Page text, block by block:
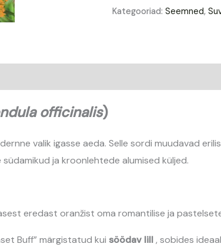
Kategooriad:Seemned,
officinalis)
valik igasse aeda. Selle sordi muudavad
ja kroonlehtede alumised küljed.
eredast oranžist oma romantilise ja
Buff” märgistatud kui söödav lill, sobides